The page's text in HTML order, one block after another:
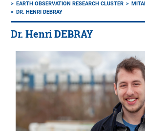
EARTH OBSERVATION RESEARCH CLUSTER
DR. HENRI DEBRAY
Dr. Henri DEBRAY